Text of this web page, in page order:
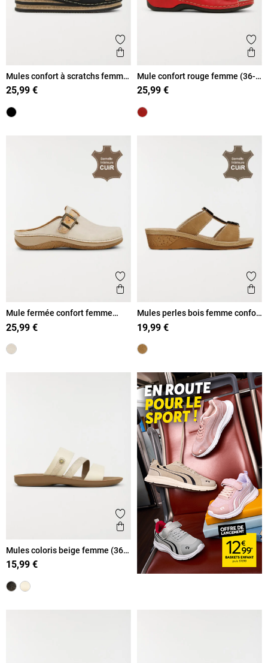
Ajouter aux favoris
Aperçu rapide
Mules confort à scratchs femme
(36-41)
25,99 €
Mule confort rouge femme (36-
41)
25,99 €
Ajouter aux favoris
Aperçu rapide
Mule fermée confort femme
beige (36-42)
25,99 €
Mules perles bois femme confort
(36-41)
19,99 €
Ajouter aux favoris
Aperçu rapide
Mules coloris beige femme (36-
41)
15,99 €